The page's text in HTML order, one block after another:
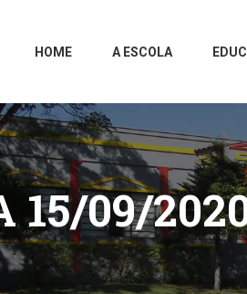
HOME A ESCOLA
15/09/